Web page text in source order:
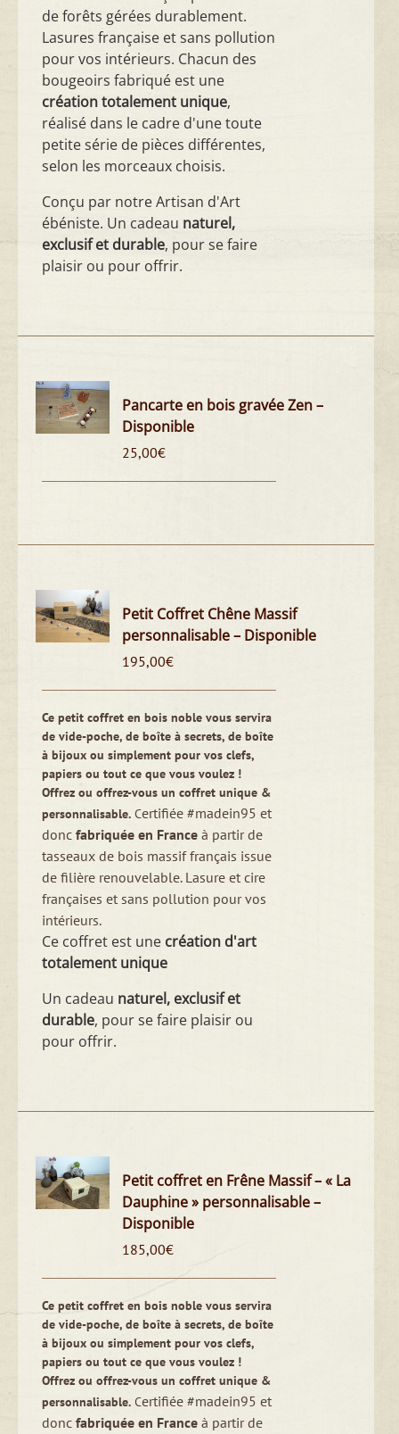
de forêts gérées durablement.
Lasures française et sans pollution
pour vos intérieurs. Chacun des
bougeoirs fabriqué est une
création totalement unique,
réalisé dans le cadre d'une toute
petite série de pièces différentes,
selon les morceaux choisis.
Conçu par notre Artisan d'Art
ébéniste. Un cadeau naturel,
exclusif et durable, pour se faire
plaisir ou pour offrir.
Pancarte en bois gravée Zen –
Disponible
25,00€
Petit Coffret Chêne Massif
personnalisable – Disponible
195,00€
Ce petit coffret en bois noble vous servira
de vide-poche, de boîte à secrets, de boîte
à bijoux ou simplement pour vos clefs,
papiers ou tout ce que vous voulez !
Offrez ou offrez-vous un coffret unique &
personnalisable. Certifiée #madein95 et
doncfabriquée en France à partir de
tasseaux de bois massif français issue
de filière renouvelable. Lasure et cire
françaises et sans pollution pour vos
intérieurs.
Ce coffret est une création d'art
totalement unique
Un cadeau naturel, exclusif et
durable, pour se faire plaisir ou
pour offrir.
Petit coffret en Frêne Massif – « La
Dauphine » personnalisable –
Disponible
185,00€
Ce petit coffret en bois noble vous servira
de vide-poche, de boîte à secrets, de boîte
à bijoux ou simplement pour vos clefs,
papiers ou tout ce que vous voulez !
Offrez ou offrez-vous un coffret unique &
personnalisable. Certifiée #madein95 et
doncfabriquée en France à partir de